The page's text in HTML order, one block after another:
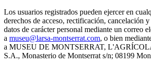
Los usuarios registrados pueden ejercer en
derechos de acceso, rectificación, cancelación
datos de carácter personal mediante un correo
a museu@larsa-montserrat.com, o bien
a MUSEU DE MONTSERRAT,
S.A., Monasterio de Montserrat s/n; 08199